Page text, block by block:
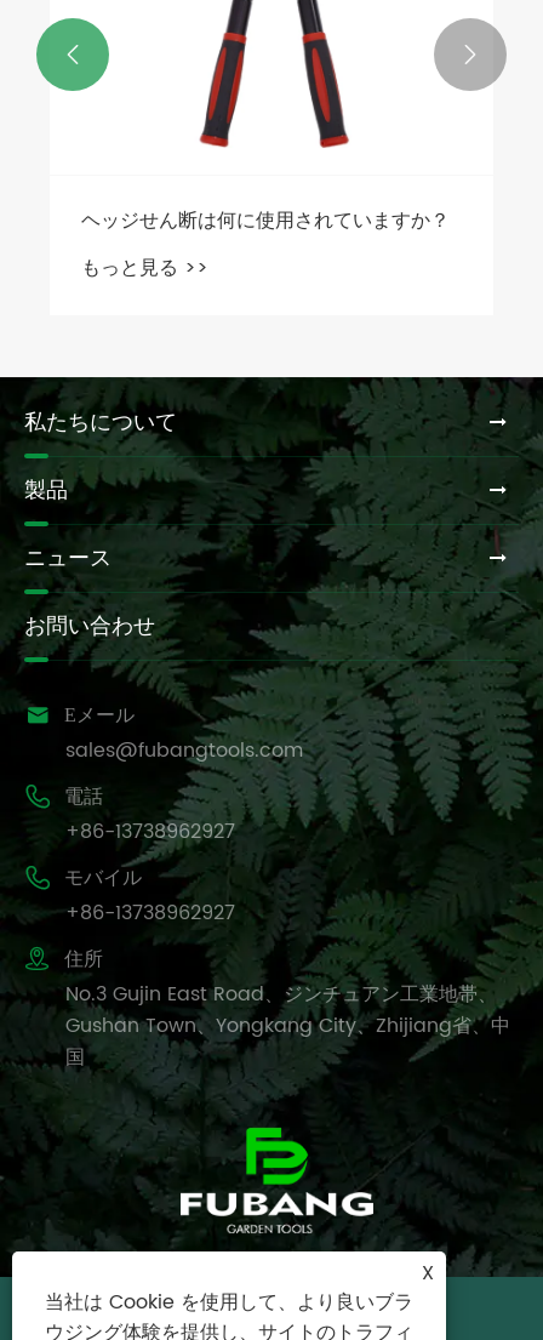
ヘッジせん断は何に使用されていますか？
もっと見る >>
 
私たちについて
製品
ニュース
お問い合わせ
 Eメール
sales@fubangtools.com
 電話
+86-13738962927
 モバイル
+86-13738962927
 住所
No.3 Gujin East Road、ジンチュアン工業地帯、
Gushan Town、Yongkang City、Zhijiang省、中
国
Copyright©2024 Yongkang City Fubang
X
当社は Cookie を使用して、より良いブラ
ウジング体験を提供し、サイトのトラフィ